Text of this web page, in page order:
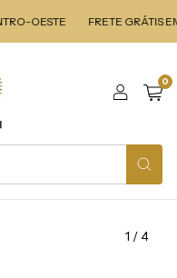
OESTE FRETE GRÁTIS
0
1 /4